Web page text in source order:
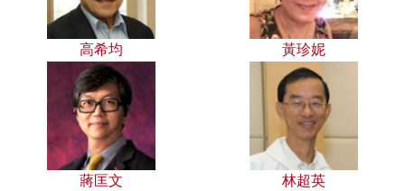
高希均 黃珍妮
蔣匡文 林超英